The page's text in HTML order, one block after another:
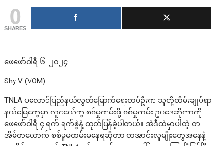
0
SHARES
ဖေဖော်ဝါရီ ၆၊ ၂၀၂၄
Shy V (VOM)
TNLA ပလောင်ပြည်နယ်လွတ်မြောက်ရေးတပ်ဦးက သူတို့ထိမ်းချုပ်ရာ
နယ်မြေတွေမှာ လူငယ်ေတွ စစ်မှုထမ်းဖို့ စစ်မှုထမ်း ဥပဒေဆိုတာကို
ဖေဖော်ဝါရီ ၄ ရက် ရက်စွဲနဲ့ ထုတ်ပြန်ခဲ့ပါတယ်။ အဲဒီထဲမှာပါတဲ့ တ
အိမ်တယောက် စစ်မှုမထမ်းမနေရဆိုတာ တအာင်းလူမျိုးတွေအနေနဲ့